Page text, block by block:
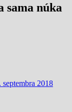
sama núka
septembra 2018